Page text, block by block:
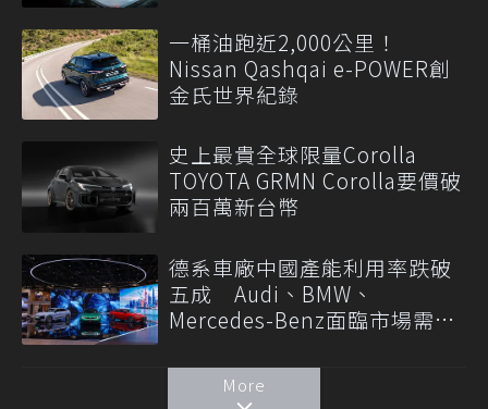
一桶油跑近2,000公里！
Nissan Qashqai e-POWER創
金氏世界紀錄
史上最貴全球限量Corolla
TOYOTA GRMN Corolla要價破
兩百萬新台幣
德系車廠中國產能利用率跌破
五成 Audi、BMW、
Mercedes-Benz面臨市場需求
More